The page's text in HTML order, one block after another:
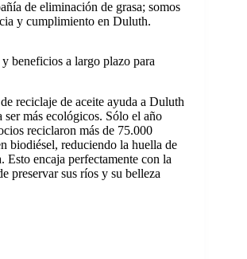
de eliminación de grasa; somos
y cumplimiento en Duluth.
beneficios a largo plazo para
reciclaje de aceite ayuda a Duluth
ser más ecológicos. Sólo el año
reciclaron más de 75.000
biodiésel, reduciendo la huella de
Esto encaja perfectamente con la
preservar sus ríos y su belleza